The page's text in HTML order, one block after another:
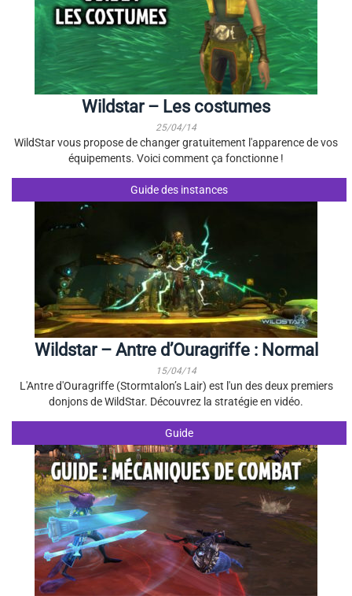
Wildstar – Les costumes
25/04/14
WildStar vous propose de changer gratuitement l'apparence de vos
équipements. Voici comment ça fonctionne !
Guide des instances
Wildstar – Antre d’Ouragriffe : Normal
15/04/14
L'Antre d'Ouragriffe (Stormtalon’s Lair) est l'un des deux premiers
donjons de WildStar. Découvrez la stratégie en vidéo.
Guide